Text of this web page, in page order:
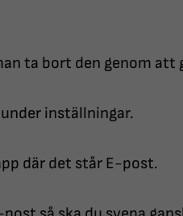
ta bort den genom att
inställningar.
där det står E-post.